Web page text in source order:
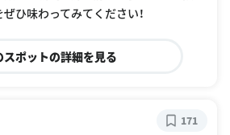
ひ味わってみてください！
スポットの詳細を見る
171